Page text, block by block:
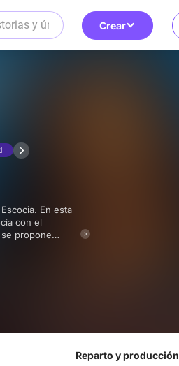
Crear
con el
propone
Reparto y producción